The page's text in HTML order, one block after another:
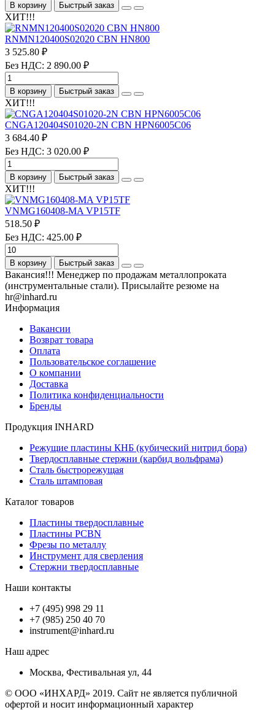
В корзину Быстрый заказ
ХИТ!!!
RNMN120400S02020 CBN HN800
3 525.80 ₽
Без НДС: 2 890.00 ₽
В корзину Быстрый заказ
ХИТ!!!
CNGA120404S01020-2N CBN HPN6005C06
3 684.40 ₽
Без НДС: 3 020.00 ₽
В корзину Быстрый заказ
ХИТ!!!
VNMG160408-MA VP15TF
518.50 ₽
Без НДС: 425.00 ₽
В корзину Быстрый заказ
Вакансия!!! Менеджер по продажам металлопроката
(инструментальные стали). Присылайте резюме на
hr@inhard.ru
Информация
Вакансии
Возврат товара
Оплата
Пользовательское соглашение
О компании
Доставка
Политика конфиденциальности
Бренды
Продукция INHARD
Режущие пластины КНБ (кубический нитрид бора)
Твердосплавные стержни (карбид вольфрама)
Сталь быстрорежущая
Сталь штамповая
Каталог товаров
Пластины твердосплавные
Пластины PCBN
Фрезы по металлу
Инструмент для сверления
Стержни твердосплавные
Наши контакты
+7 (495) 998 29 11
+7 (985) 250 40 70
instrument@inhard.ru
Наш адрес
Москва, Фестивальная ул, 44
© ООО «ИНХАРД» 2019. Сайт не является публичной
офертой и носит информационный характер